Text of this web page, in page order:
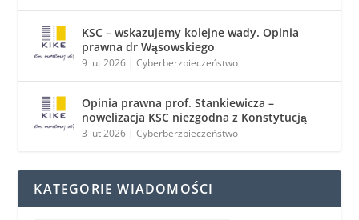
KSC – wskazujemy kolejne wady. Opinia
prawna dr Wąsowskiego
9 lut 2026 |Cyberberzpieczeństwo
Opinia prawna prof. Stankiewicza –
nowelizacja KSC niezgodna z Konstytucją
3 lut 2026 |Cyberberzpieczeństwo
KATEGORIE WIADOMOŚCI